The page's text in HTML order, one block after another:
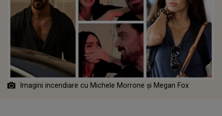
Imagini incendiare cu Michele Morrone și Megan Fox